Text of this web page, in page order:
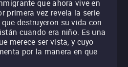
que ahora vive en
primera vez revela la serie
destruyeron su vida con
cuando era niño. Es una
merece ser vista, y cuyo
por la manera en que